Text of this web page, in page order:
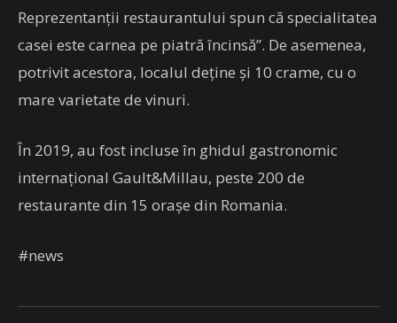
Reprezentanţii restaurantului spun că specialitatea
casei este carnea pe piatră încinsă”. De asemenea,
potrivit acestora, localul deţine şi 10 crame, cu o
mare varietate de vinuri.
În 2019, au fost incluse în ghidul gastronomic
internaţional Gault&Millau, peste 200 de
restaurante din 15 oraşe din Romania.
#news